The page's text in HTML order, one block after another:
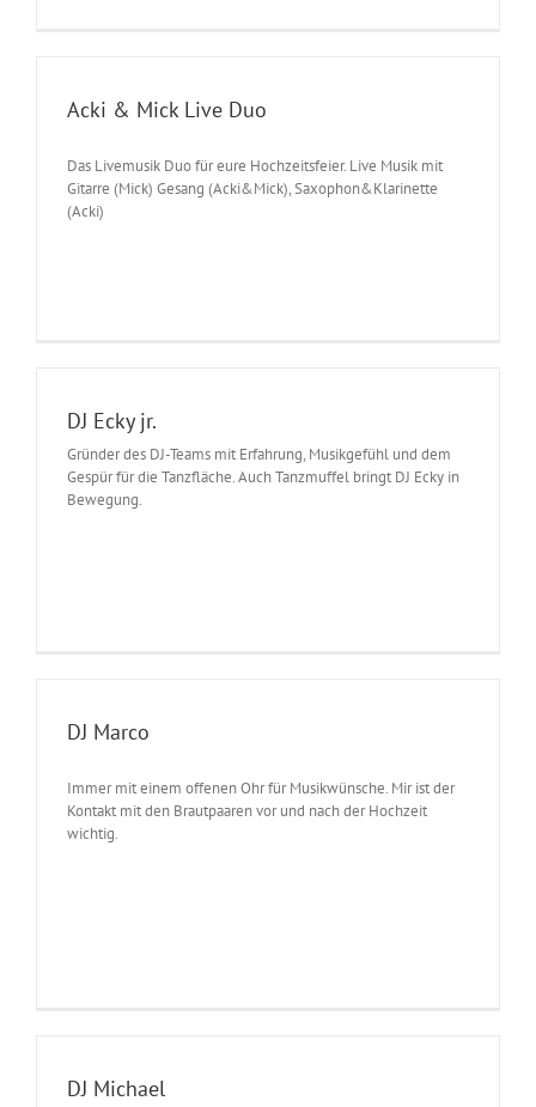
Acki & Mick Live Duo
Das Livemusik Duo für eure Hochzeitsfeier. Live Musik mit
Gitarre (Mick) Gesang (Acki&Mick), Saxophon&Klarinette
(Acki)
DJ Ecky jr.
Gründer des DJ-Teams mit Erfahrung, Musikgefühl und dem
Gespür für die Tanzfläche. Auch Tanzmuffel bringt DJ Ecky in
Bewegung.
DJ Marco
Immer mit einem offenen Ohr für Musikwünsche. Mir ist der
Kontakt mit den Brautpaaren vor und nach der Hochzeit
wichtig.
DJ Michael